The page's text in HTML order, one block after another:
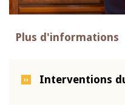
Plus d'informations
Interventions